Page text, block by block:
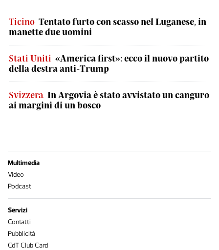
Ticino Tentato furto con scasso nel Luganese, in
manette due uomini
Stati Uniti «America first»: ecco il nuovo partito
della destra anti-Trump
Svizzera In Argovia è stato avvistato un canguro
ai margini di un bosco
Multimedia
Video
Podcast
Servizi
Contatti
Pubblicità
CdT Club Card